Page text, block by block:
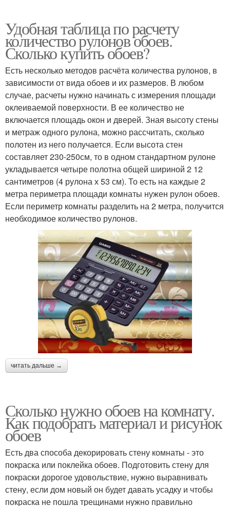
Удобная таблица по расчету
количество рулонов обоев.
Сколько купить обоев?
Есть несколько методов расчёта количества рулонов, в
зависимости от вида обоев и их размеров. В любом
случае, расчеты нужно начинать с измерения площади
оклеиваемой поверхности. В ее количество не
включается площадь окон и дверей. Зная высоту стены
и метраж одного рулона, можно рассчитать, сколько
полотен из него получается. Если высота стен
составляет 230-250см, то в одном стандартном рулоне
укладывается четыре полотна общей шириной 2 12
сантиметров (4 рулона х 53 см). То есть на каждые 2
метра периметра площади комнаты нужен рулон обоев.
Если периметр комнаты разделить на 2 метра, получится
необходимое количество рулонов.
читать дальше →
Сколько нужно обоев на комнату.
Как подобрать материал и рисунок
обоев
Есть два способа декорировать стену комнаты - это
покраска или поклейка обоев. Подготовить стену для
покраски дорогое удовольствие, нужно выравнивать
стену, если дом новый он будет давать усадку и чтобы
покраска не пошла трещинами нужно правильно